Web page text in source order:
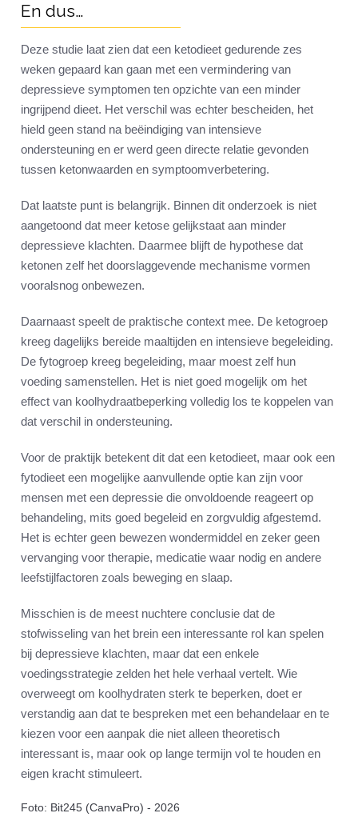
En dus…
Deze studie laat zien dat een ketodieet gedurende zes
weken gepaard kan gaan met een vermindering van
depressieve symptomen ten opzichte van een minder
ingrijpend dieet. Het verschil was echter bescheiden, het
hield geen stand na beëindiging van intensieve
ondersteuning en er werd geen directe relatie gevonden
tussen ketonwaarden en symptoomverbetering.
Dat laatste punt is belangrijk. Binnen dit onderzoek is niet
aangetoond dat meer ketose gelijkstaat aan minder
depressieve klachten. Daarmee blijft de hypothese dat
ketonen zelf het doorslaggevende mechanisme vormen
vooralsnog onbewezen.
Daarnaast speelt de praktische context mee. De ketogroep
kreeg dagelijks bereide maaltijden en intensieve begeleiding.
De fytogroep kreeg begeleiding, maar moest zelf hun
voeding samenstellen. Het is niet goed mogelijk om het
effect van koolhydraatbeperking volledig los te koppelen van
dat verschil in ondersteuning.
Voor de praktijk betekent dit dat een ketodieet, maar ook een
fytodieet een mogelijke aanvullende optie kan zijn voor
mensen met een depressie die onvoldoende reageert op
behandeling, mits goed begeleid en zorgvuldig afgestemd.
Het is echter geen bewezen wondermiddel en zeker geen
vervanging voor therapie, medicatie waar nodig en andere
leefstijlfactoren zoals beweging en slaap.
Misschien is de meest nuchtere conclusie dat de
stofwisseling van het brein een interessante rol kan spelen
bij depressieve klachten, maar dat een enkele
voedingsstrategie zelden het hele verhaal vertelt. Wie
overweegt om koolhydraten sterk te beperken, doet er
verstandig aan dat te bespreken met een behandelaar en te
kiezen voor een aanpak die niet alleen theoretisch
interessant is, maar ook op lange termijn vol te houden en
eigen kracht stimuleert.
Foto: Bit245 (CanvaPro) - 2026